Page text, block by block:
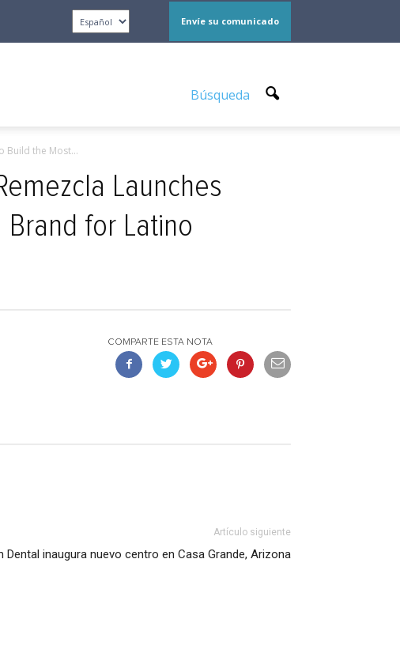
Envíe su comunicado
Búsqueda
Build the Most...
Launches
for Latino
COMPARTE ESTA NOTA
Artículo siguiente
Dental inaugura nuevo centro en Casa Grande, Arizona